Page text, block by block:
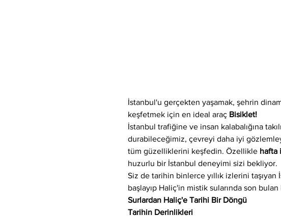
İstanbul'u gerçekten yaşamak, şehrin
keşfetmek için en ideal araç Bisiklet!
İstanbul trafiğine ve insan kalabalığına
durabileceğimiz, çevreyi daha iyi
tüm güzelliklerini keşfedin. Özellikle hafta
huzurlu bir İstanbul deneyimi sizi bekliyor.
Siz de tarihin binlerce yıllık izlerini taşıyan
başlayıp Haliç'in mistik sularında son
Surlardan Haliç'e Tarihi Bir Döngü
Tarihin Derinlikleri